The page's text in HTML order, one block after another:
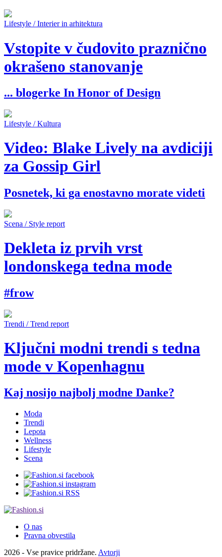
Lifestyle / Interier in arhitektura
Vstopite v čudovito praznično
okrašeno stanovanje
... blogerke In Honor of Design
Lifestyle / Kultura
Video: Blake Lively na avdiciji
za Gossip Girl
Posnetek, ki ga enostavno morate videti
Scena / Style report
Dekleta iz prvih vrst
londonskega tedna mode
#frow
Trendi / Trend report
Ključni modni trendi s tedna
mode v Kopenhagnu
Kaj nosijo najbolj modne Danke?
Moda
Trendi
Lepota
Wellness
Lifestyle
Scena
O nas
Pravna obvestila
2026 - Vse pravice pridržane. Avtorji